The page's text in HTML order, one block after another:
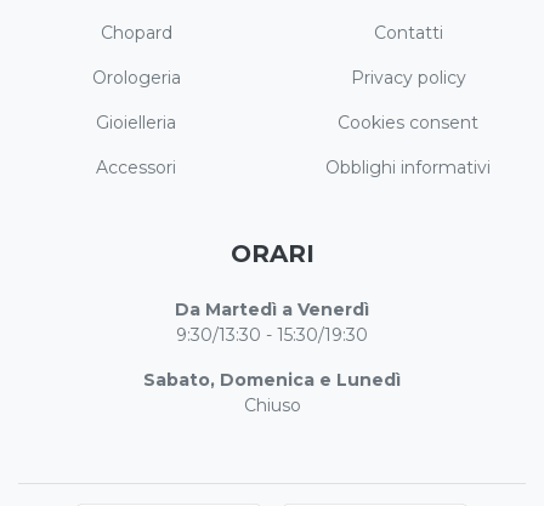
Chopard
Orologeria
Gioielleria
Accessori
Contatti
Privacy policy
Cookies consent
Obblighi informativi
ORARI
Da Martedì a Venerdì
9:30/13:30 - 15:30/19:30
Sabato, Domenica e Lunedì
Chiuso